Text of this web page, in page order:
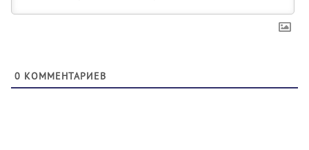
0 КОММЕНТАРИЕВ